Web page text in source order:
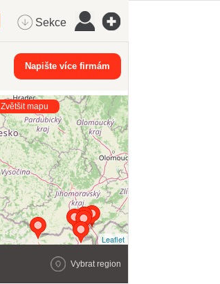
Sekce
Napište více firmám
Leaflet
Zvětšit mapu
Vybrat region